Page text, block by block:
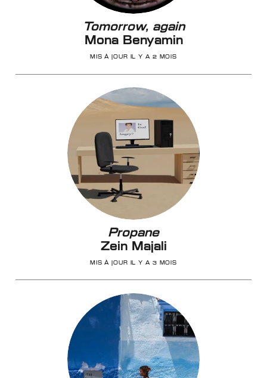
Tomorrow, again
Mona Benyamin
MIS À JOUR IL Y A 2 MOIS
Propane
Zein Majali
MIS À JOUR IL Y A 3 MOIS